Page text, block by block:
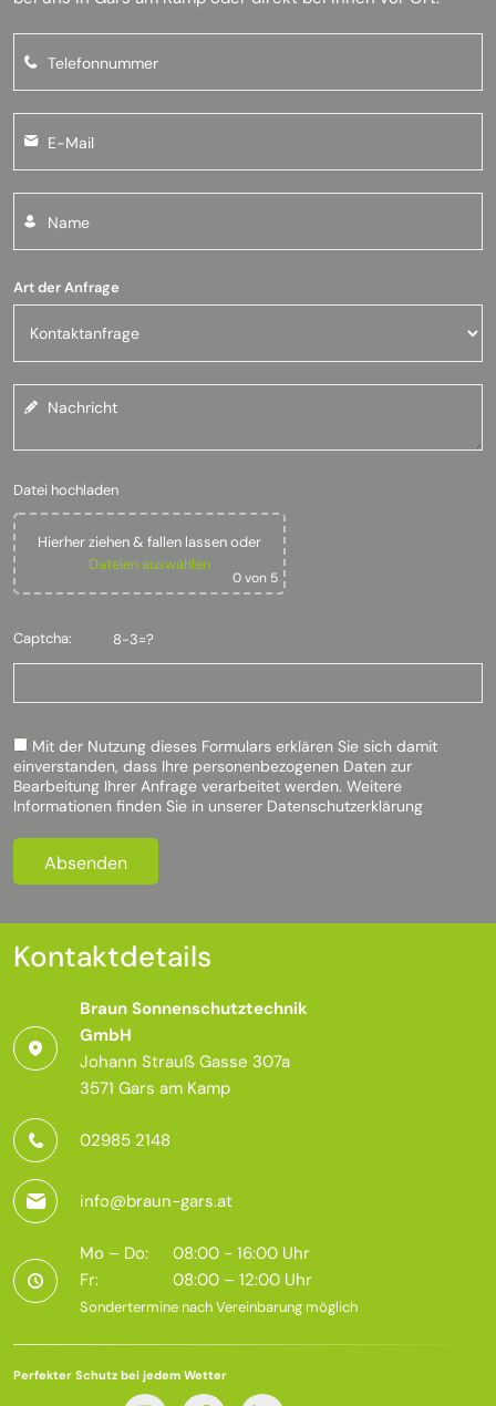
Kontaktdetails
Braun Sonnenschutztechnik
GmbH
Johann Strauß Gasse 307a
3571 Gars am Kamp
02985 2148
info@braun-gars.at
Mo – Do:
08:00 - 16:00 Uhr
Fr:
08:00 – 12:00 Uhr
Sondertermine nach Vereinbarung möglich
Perfekter Schutz bei jedem Wetter
Art der Anfrage
Datei hochladen
Hierher ziehen & fallen lassenoder
Dateien auswählen
0von 5
Captcha: 8-3=?
Mit der Nutzung dieses Formulars erklären Sie sich damit
einverstanden, dass Ihre personenbezogenen Daten zur
Bearbeitung Ihrer Anfrage verarbeitet werden. Weitere
Informationen finden Sie in unserer Datenschutzerklärung